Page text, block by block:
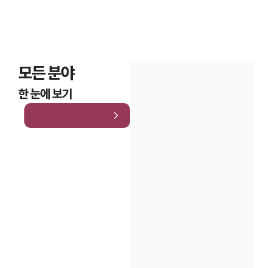
모든 분야
한 눈에 보기